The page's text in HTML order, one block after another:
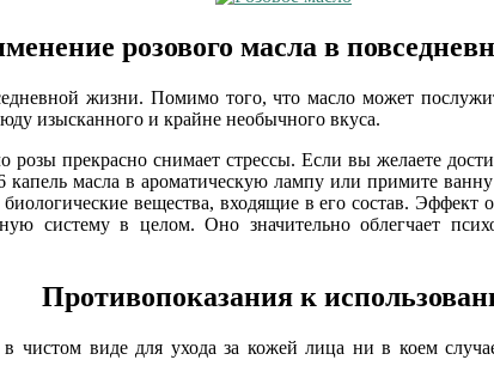
розового масла в
жизни. Помимо того, что масло может
изысканного и крайне необычного вкуса.
прекрасно снимает стрессы. Если вы желаете
масла в ароматическую лампу или примите
вещества, входящие в его состав.
систему в целом. Оно значительно облегчает
Противопоказания к
в чистом виде для ухода за кожей лица ни в коем